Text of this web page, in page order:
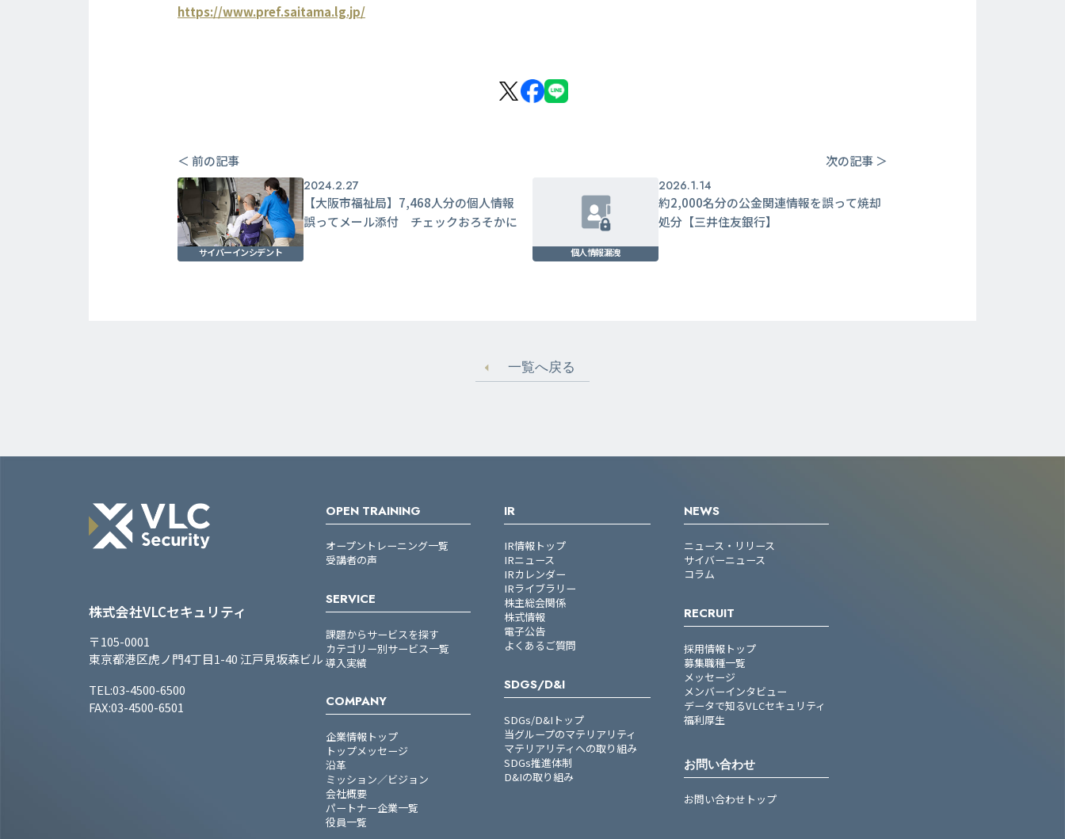
https://www.pref.saitama.lg.jp/
＜ 前の記事 次の記事 ＞
サイバーインシデント
2024.2.27
【大阪市福祉局】7,468人分の個人情報
誤ってメール添付 チェックおろそかに
個人情報漏洩
2026.1.14
約2,000名分の公金関連情報を誤って焼却
処分【三井住友銀行】
一覧へ戻る
株式会社VLCセキュリティ
〒105-0001
東京都港区虎ノ門4丁目1-40 江戸見坂森ビル
TEL:03-4500-6500
FAX:03-4500-6501
OPEN TRAINING
オープントレーニング一覧
受講者の声
SERVICE
課題からサービスを探す
カテゴリー別サービス一覧
導入実績
COMPANY
企業情報トップ
トップメッセージ
沿革
ミッション／ビジョン
会社概要
パートナー企業一覧
役員一覧
IR
IR情報トップ
IRニュース
IRカレンダー
IRライブラリー
株主総会関係
株式情報
電子公告
よくあるご質問
SDGS/D&I
SDGs/D&Iトップ
当グループのマテリアリティ
マテリアリティへの取り組み
SDGs推進体制
D&Iの取り組み
NEWS
ニュース・リリース
サイバーニュース
コラム
RECRUIT
採用情報トップ
募集職種一覧
メッセージ
メンバーインタビュー
データで知るVLCセキュリティ
福利厚生
お問い合わせ
お問い合わせトップ